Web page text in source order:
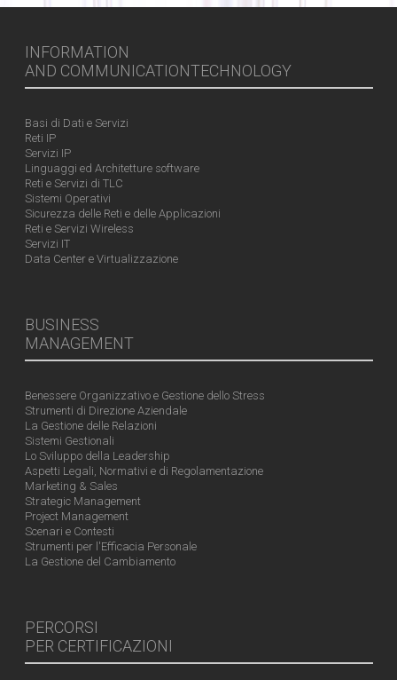
INFORMATION
AND COMMUNICATIONTECHNOLOGY
Basi di Dati e Servizi
Reti IP
Servizi IP
Linguaggi ed Architetture software
Reti e Servizi di TLC
Sistemi Operativi
Sicurezza delle Reti e delle Applicazioni
Reti e Servizi Wireless
Servizi IT
Data Center e Virtualizzazione
BUSINESS
MANAGEMENT
Benessere Organizzativo e Gestione dello Stress
Strumenti di Direzione Aziendale
La Gestione delle Relazioni
Sistemi Gestionali
Lo Sviluppo della Leadership
Aspetti Legali, Normativi e di Regolamentazione
Marketing & Sales
Strategic Management
Project Management
Scenari e Contesti
Strumenti per l'Efficacia Personale
La Gestione del Cambiamento
PERCORSI
PER CERTIFICAZIONI